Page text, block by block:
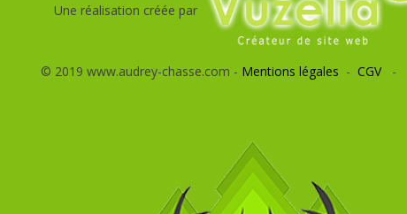
Une réalisation créée par
© 2019 www.audrey-chasse.com - Mentions légales - CGV-